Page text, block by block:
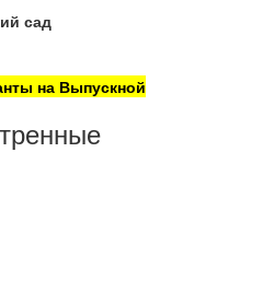
сад
на Выпускной